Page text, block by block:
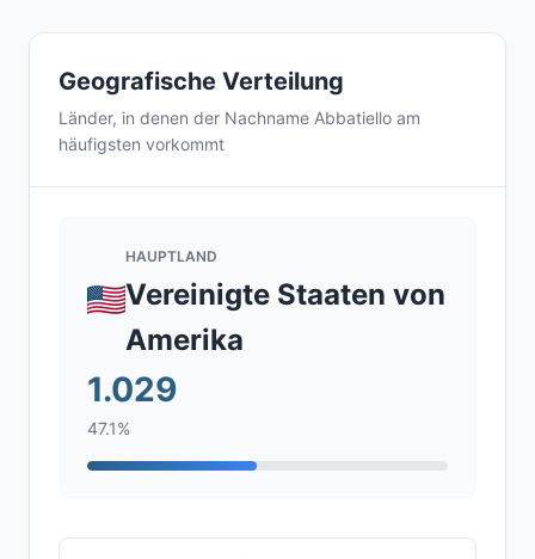
Geografische Verteilung
Länder, in denen der Nachname Abbatiello am
häufigsten vorkommt
HAUPTLAND
Vereinigte Staaten von
Amerika
1.029
47.1%